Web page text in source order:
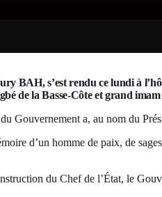
BAH, s’est rendu ce lundi à
de la Basse-Côte et grand
Gouvernement a, au nom du
d’un homme de paix, de
du Chef de l’État, le